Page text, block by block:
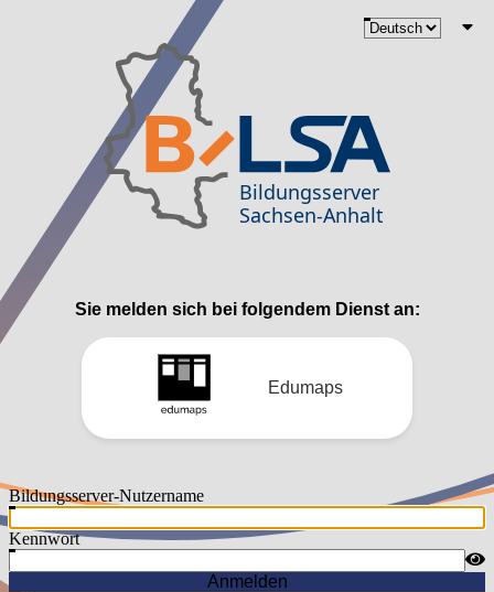
Sie melden sich bei folgendem Dienst an:
Edumaps
Bildungsserver-Nutzername
Kennwort
Anmelden